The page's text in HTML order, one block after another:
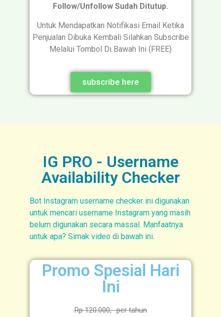
Follow/Unfollow Sudah Ditutup.
Untuk Mendapatkan Notifikasi Email Ketika
Penjualan Dibuka Kembali Silahkan Subscribe
Melalui Tombol Di Bawah Ini (FREE)
subscribe here
IG PRO - Username
Availability Checker
Bot Instagram username checker ini digunakan
untuk mencari username Instagram yang masih
belum digunakan secara massal. Manfaatnya
untuk apa? Simak video di bawah ini.
Promo Spesial Hari
Ini
Rp 120.000,- per tahun